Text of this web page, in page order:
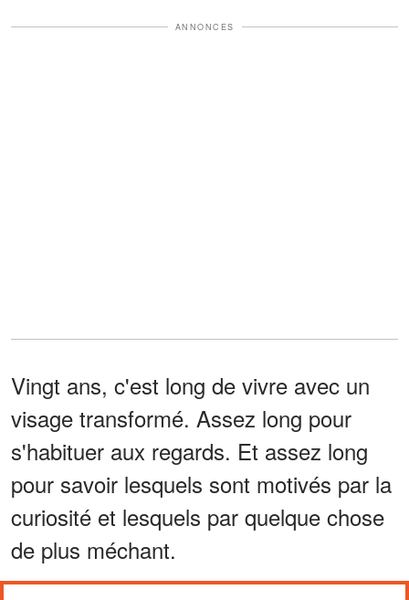
ANNONCES
Vingt ans, c'est long de vivre avec un
visage transformé. Assez long pour
s'habituer aux regards. Et assez long
pour savoir lesquels sont motivés par la
curiosité et lesquels par quelque chose
de plus méchant.